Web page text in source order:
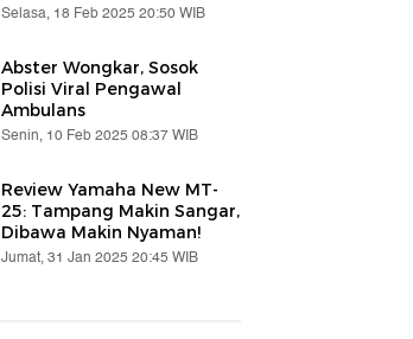
Selasa, 18 Feb 2025 20:50 WIB
Abster Wongkar, Sosok
Polisi Viral Pengawal
Ambulans
Senin, 10 Feb 2025 08:37 WIB
Review Yamaha New MT-
25: Tampang Makin Sangar,
Dibawa Makin Nyaman!
Jumat, 31 Jan 2025 20:45 WIB